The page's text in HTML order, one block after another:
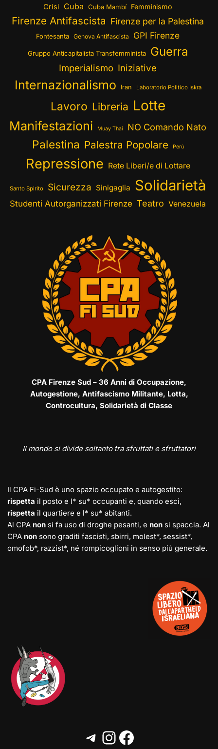
Crisi Cuba Cuba Mambí Femminismo
Firenze Antifascista Firenze per la Palestina
Fontesanta Genova Antifascista GPI Firenze
Gruppo Anticapitalista Transfemminista Guerra
Imperialismo Iniziative
Internazionalismo Iran Laboratorio Politico Iskra
Lavoro Libreria Lotte
Manifestazioni Muay Thai NO Comando Nato
Palestina Palestra Popolare Perù
Repressione Rete Liberi/e di Lottare
Santo Spirito Sicurezza Sinigaglia Solidarietà
Studenti Autorganizzati Firenze Teatro Venezuela
CPA Firenze Sud – 36 Anni di Occupazione,
Autogestione, Antifascismo Militante, Lotta,
Controcultura, Solidarietà di Classe
Il mondo si divide soltanto tra sfruttati e sfruttatori
Il CPA Fi-Sud è uno spazio occupato e autogestito:
rispetta il posto e l* su* occupanti e, quando esci,
rispetta il quartiere e l* su* abitanti.
Al CPA non si fa uso di droghe pesanti, e non si spaccia. Al
CPA non sono graditi fascisti, sbirri, molest*, sessist*,
omofob*, razzist*, né rompicoglioni in senso più generale.